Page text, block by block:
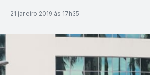
21 janeiro 2019 às 17h35